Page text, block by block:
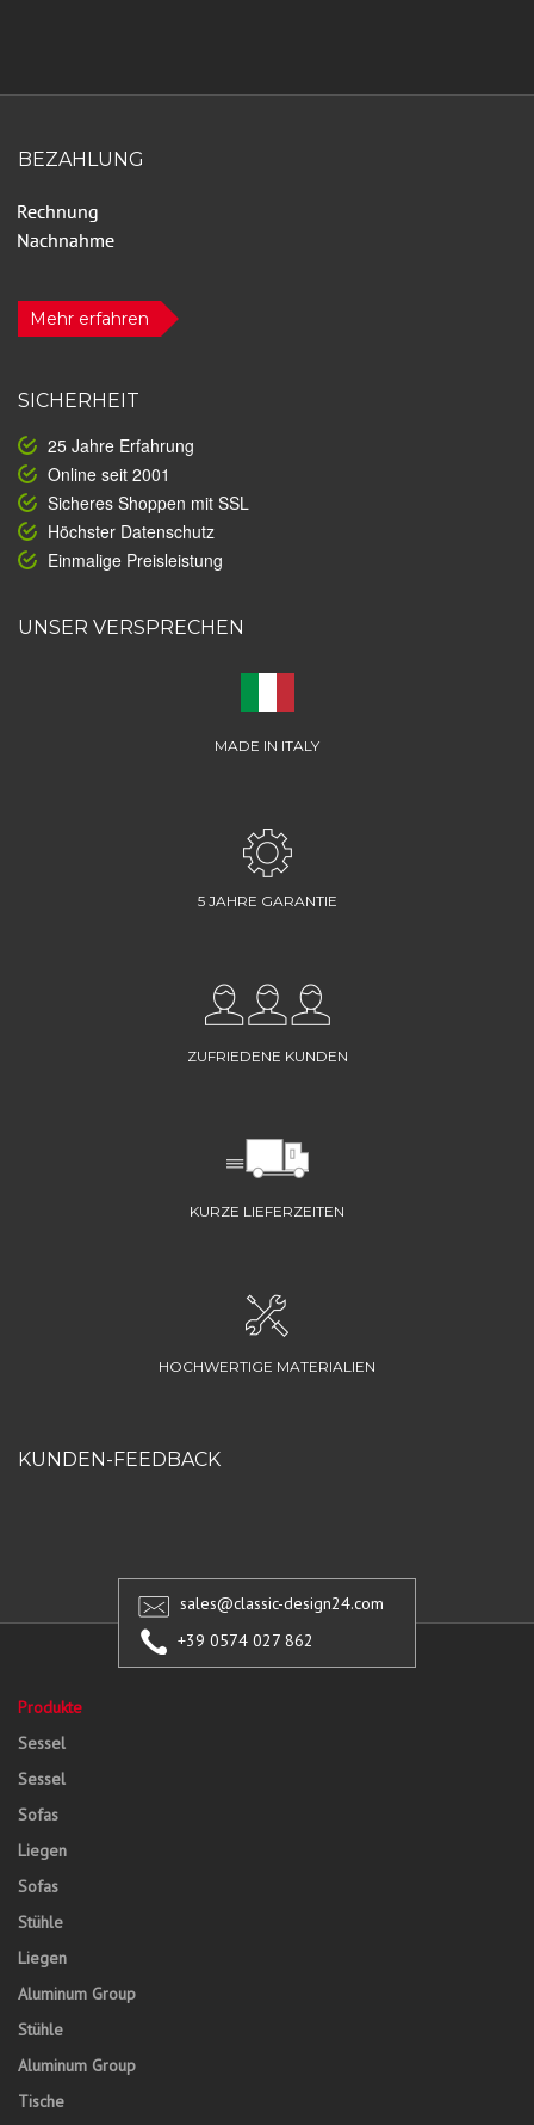
BEZAHLUNG
Mehr erfahren
SICHERHEIT
25 Jahre Erfahrung
Online seit 2001
Sicheres Shoppen mit SSL
Höchster Datenschutz
Einmalige Preisleistung
UNSER VERSPRECHEN
MADE IN ITALY
5 JAHRE GARANTIE
ZUFRIEDENE KUNDEN
KURZE LIEFERZEITEN
HOCHWERTIGE MATERIALIEN
KUNDEN-FEEDBACK
sales@classic-design24.com
+39 0574 027 862
Produkte
Sessel
Sessel
Sofas
Liegen
Sofas
Stühle
Liegen
Aluminum Group
Stühle
Aluminum Group
Tische